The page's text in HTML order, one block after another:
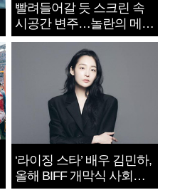
빨려들어갈 듯 스크린 속
시공간 변주…놀란의 메시
지는 ‘전쟁 속죄’
‘라이징 스타’ 배우 김민하,
올해 BIFF 개막식 사회자